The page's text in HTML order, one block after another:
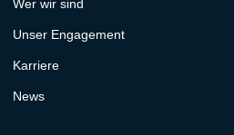
Wer wir sind
Unser Engagement
Karriere
News